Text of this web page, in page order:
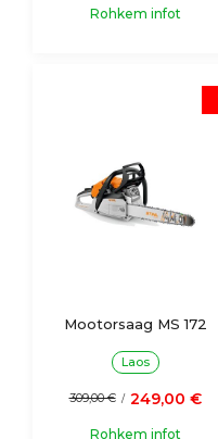
Rohkem infot
Mootorsaag MS 172
Laos
309,00 € / 249,00 €
Rohkem infot